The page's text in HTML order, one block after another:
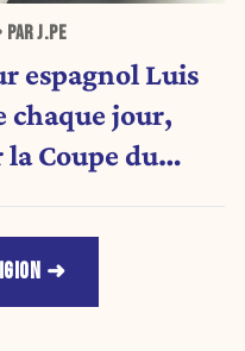
J.PE
espagnol Luis
chaque jour,
Coupe du